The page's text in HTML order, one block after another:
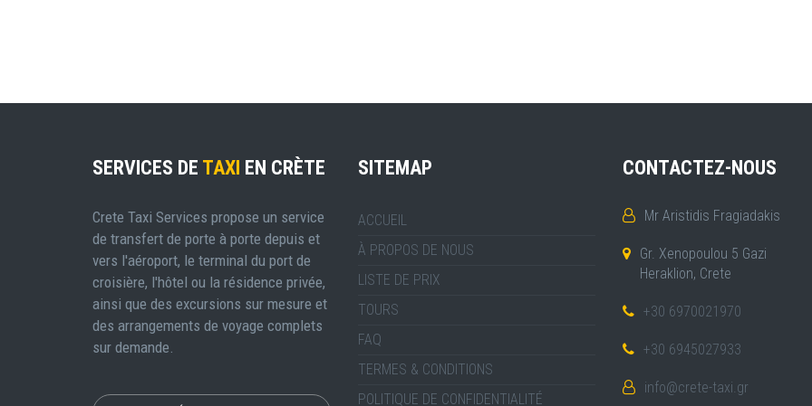
SERVICES DE TAXI EN CRÈTE
Crete Taxi Services propose un service
de transfert de porte à porte depuis et
vers l'aéroport, le terminal du port de
croisière, l'hôtel ou la résidence privée,
ainsi que des excursions sur mesure et
des arrangements de voyage complets
sur demande.
SITEMAP
ACCUEIL
À PROPOS DE NOUS
LISTE DE PRIX
TOURS
FAQ
TERMES & CONDITIONS
POLITIQUE DE CONFIDENTIALITÉ
CONTACTEZ-NOUS
Mr Aristidis Fragiadakis
Gr. Xenopoulou 5 Gazi
Heraklion, Crete
+30 6970021970
+30 6945027933
info@crete-taxi.gr